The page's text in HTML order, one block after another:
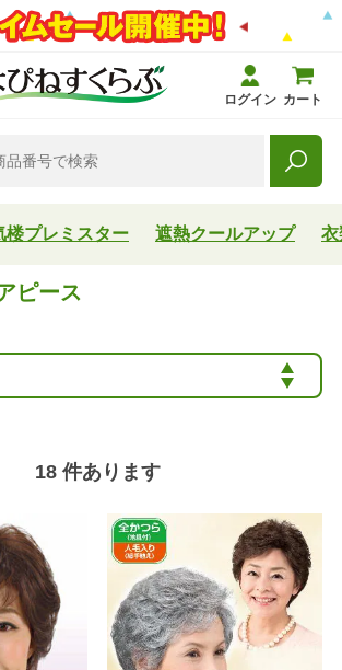
ログイン カート
楼プレミスター 遮熱クールアップ 衣
ピース
18 件あります